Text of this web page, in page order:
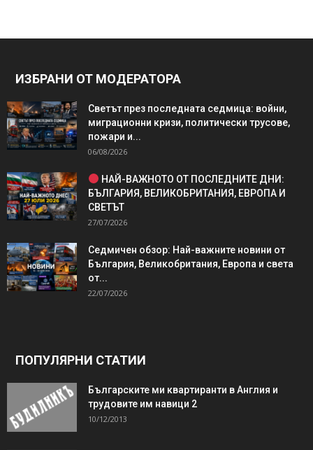
ИЗБРАНИ ОТ МОДЕРАТОРА
Светът през последната седмица: войни,
миграционни кризи, политически трусове,
пожари и...
06/08/2026
НАЙ-ВАЖНОТО ОТ ПОСЛЕДНИТЕ ДНИ:
БЪЛГАРИЯ, ВЕЛИКОБРИТАНИЯ, ЕВРОПА И
СВЕТЪТ
27/07/2026
Седмичен обзор: Най-важните новини от
България, Великобритания, Европа и света
от...
22/07/2026
ПОПУЛЯРНИ СТАТИИ
Българските ми квартиранти в Англия и
трудовите им навици 2
10/12/2013